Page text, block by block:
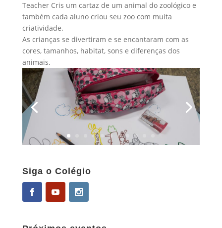
Teacher Cris um cartaz de um animal do zoológico e
também cada aluno criou seu zoo com muita
criatividade.
As crianças se divertiram e se encantaram com as
cores, tamanhos, habitat, sons e diferenças dos
animais.
Siga o Colégio